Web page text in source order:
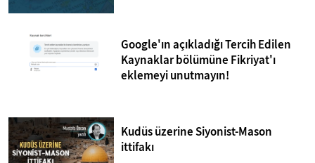
Google'ın açıkladığı Tercih Edilen
Kaynaklar bölümüne Fikriyat'ı
eklemeyi unutmayın!
Kudüs üzerine Siyonist-Mason
ittifakı